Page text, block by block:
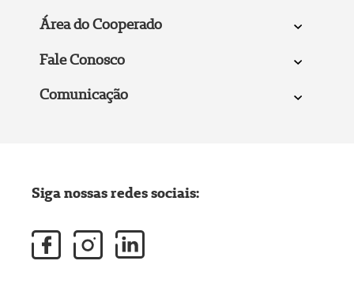
Área do Cooperado
Fale Conosco
Comunicação
Siga nossas redes sociais: